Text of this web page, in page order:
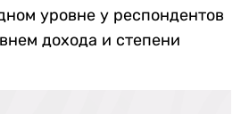
уровне у респондентов
дохода и степени